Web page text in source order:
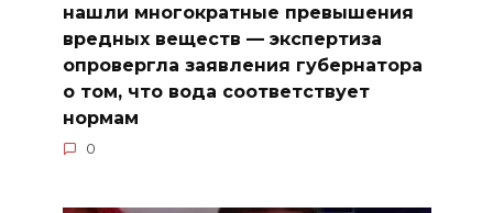
нашли многократные превышения
вредных веществ — экспертиза
опровергла заявления губернатора
о том, что вода соответствует
нормам
0